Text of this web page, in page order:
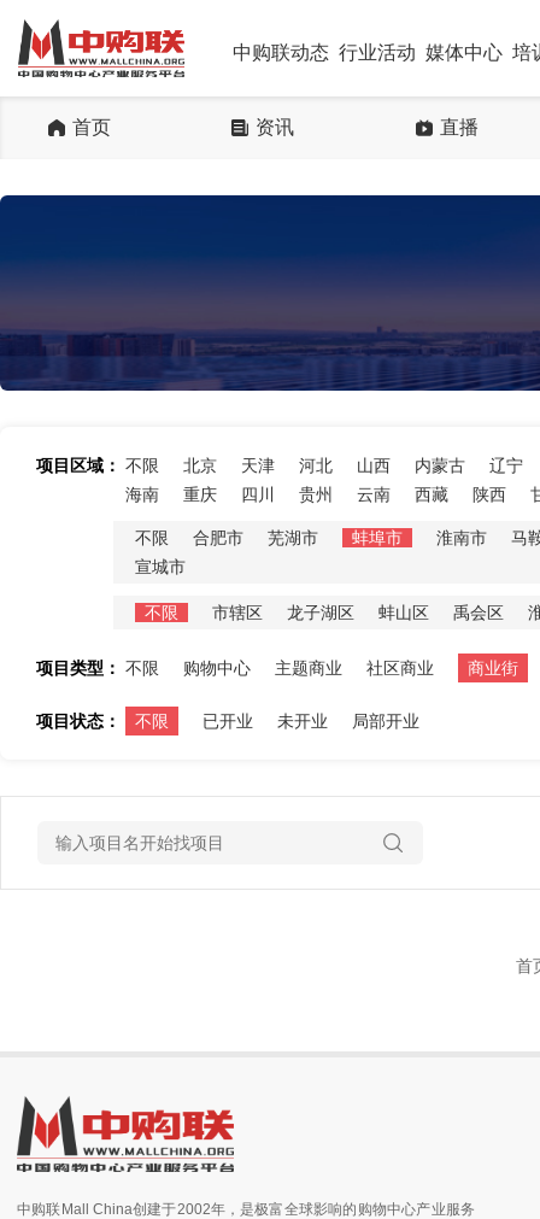
中购联动态 行业活动 媒体中心 培
首页 资讯 直播
项目区域： 不限 北京 天津 河北 山西 内蒙古
辽宁
海南
重庆 四川 贵州 云南 西藏 陕西
不限 合肥市 芜湖市 蚌埠市 淮南市
马
宣城市
不限 市辖区 龙子湖区 蚌山区 禹会区
项目类型： 不限 购物中心 主题商业 社区商业 商业街
项目状态： 不限 已开业 未开业 局部开业
首
中购联Mall China创建于2002年，是极富全球影响的购物中心产业服务